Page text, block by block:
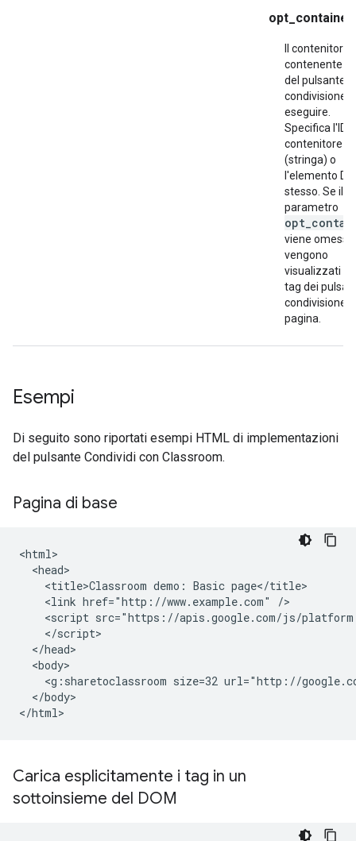
opt_container
Il contenitore
contenente i
del pulsante di
condivisione
eseguire.
Specifica l'ID
contenitore
(stringa) o
l'elemento
stesso. Se il
parametro
viene omesso,
vengono
visualizzati
tag dei
condivisione
pagina.
Esempi
Di seguito sono riportati esempi HTML di implementazioni
del pulsante Condividi con Classroom.
Pagina di base
<html>
  <head>
    <title>Classroom demo: Basic page</title>
    <link href="http://www.example.com" />
<script src="https://apis.google.com/js/
    </script>
  </head>
  <body>
<g:sharetoclassroom size=32 url="http://
  </body>
Carica esplicitamente i tag in un
sottoinsieme del DOM